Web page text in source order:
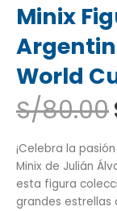
Minix
World
S/80.00
¡Celebra la
Minix de Julián
esta figura
grandes estrellas